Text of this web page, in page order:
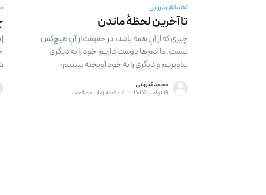
کشمکش درونی
تا آخرین لحظهٔ ماندن
چیزی که از آنِ همه باشد، در حقیقت از آنِ هیچ‌کس
نیست. ما آدم‌ها دوست داریم خود را به دیگری
بیاویزیم و دیگری را به خود آویخته ببینیم؛
محمد کیهانی
۱۹ نوامبر ۲۰۲۵
•